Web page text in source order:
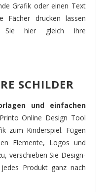
Grafik oder einen Text
drucken lassen
Sie hier gleich Ihre
SCHILDER
und einfachen
Online Design Tool
zum Kinderspiel. Fügen
Elemente, Logos und
verschieben Sie Design-
Produkt ganz nach